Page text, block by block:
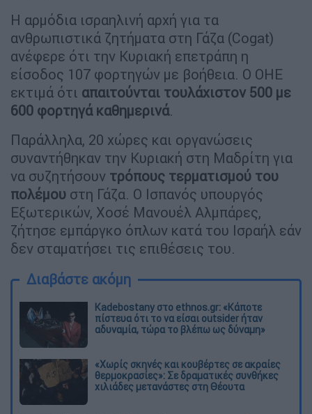
Η αρμόδια ισραηλινή αρχή για τα
ανθρωπιστικά ζητήματα στη Γάζα (Cogat)
ανέφερε ότι την Κυριακή επετράπη η
είσοδος 107 φορτηγών με βοήθεια. Ο ΟΗΕ
εκτιμά ότι απαιτούνται τουλάχιστον 500 με
600 φορτηγά καθημερινά.
Παράλληλα, 20 χώρες και οργανώσεις
συναντήθηκαν την Κυριακή στη Μαδρίτη για
να συζητήσουν τρόπους τερματισμού του
πολέμου στη Γάζα. Ο Ισπανός υπουργός
Εξωτερικών, Χοσέ Μανουέλ Αλμπάρες,
ζήτησε εμπάργκο όπλων κατά του Ισραήλ εάν
δεν σταματήσει τις επιθέσεις του.
Διαβάστε ακόμη
Kadebostany στο ethnos.gr: «Κάποτε
πίστευα ότι το να είσαι outsider ήταν
αδυναμία, τώρα το βλέπω ως δύναμη»
«Χωρίς σκηνές και κουβέρτες σε ακραίες
θερμοκρασίες»: Σε δραματικές συνθήκες
χιλιάδες μετανάστες στη Θέουτα